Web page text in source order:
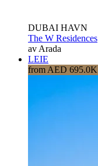
DUBAI HAVN
The W Residences
av Arada
LEIE
from AED 695.0K